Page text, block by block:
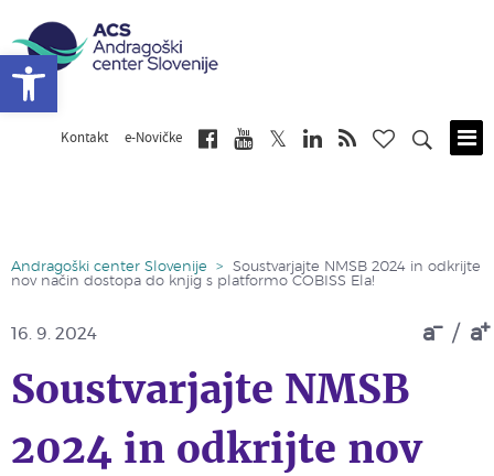
Kontakt e-Novičke
Andragoški center Slovenije >
Soustvarjajte NMSB 2024 in odkrijte
nov način dostopa do knjig s platformo COBISS Ela!
a / a
16. 9. 2024
Soustvarjajte NMSB
2024 in odkrijte nov
Open toolbar